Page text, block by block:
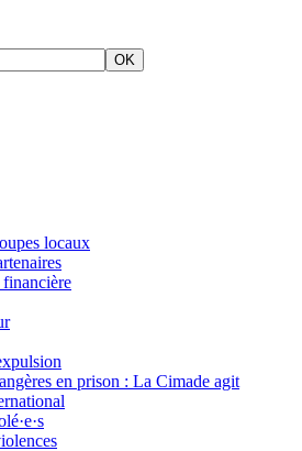
OK
locaux
financière
en prison : La Cimade agit